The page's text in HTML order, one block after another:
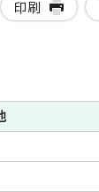
印刷